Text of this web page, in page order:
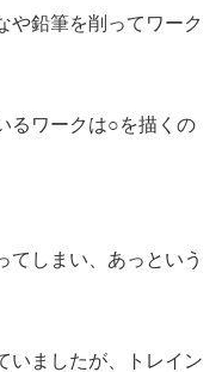
や鉛筆を削ってワーク
るワークは○を描くの
てしまい、あっという
いましたが、トレイン